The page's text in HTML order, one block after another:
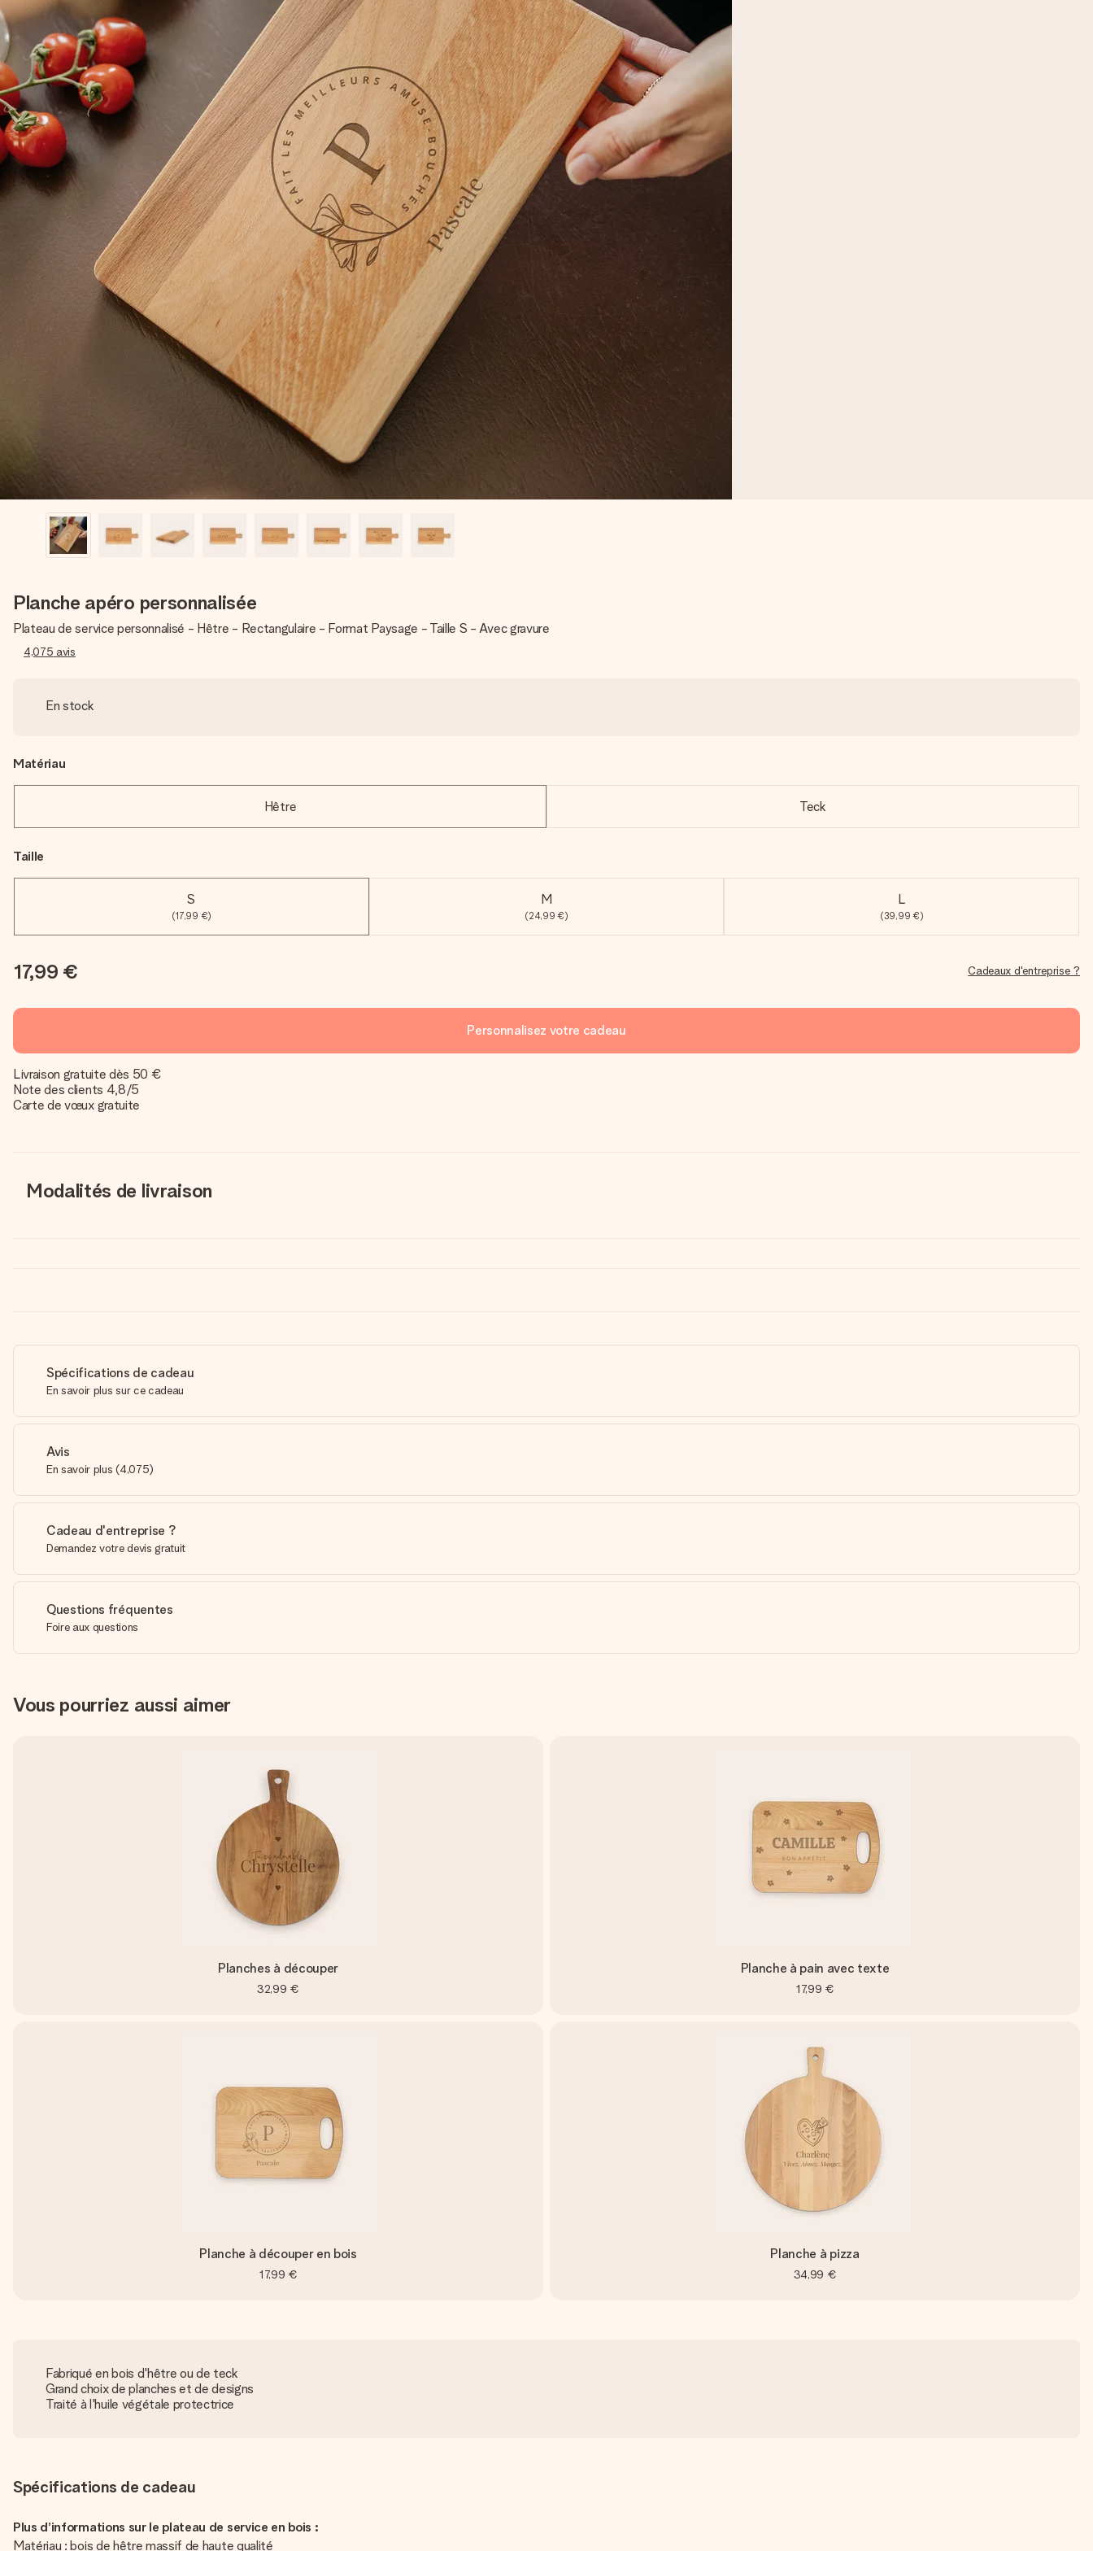
Planche apéro personnalisée
Plateau de service personnalisé - Hêtre - Rectangulaire - Format Paysage - Taille S - Avec gravure
4,075 avis
En stock
Matériau
Hêtre Teck
Taille
S
(17,99 €)
M
(24,99 €)
L
(39,99 €)
17,99 € Cadeaux d'entreprise ?
Personnalisez votre cadeau
Livraison gratuite dès 50 €
Note des clients 4,8/5
Carte de vœux gratuite
Modalités de livraison
Spécifications de cadeau
En savoir plus sur ce cadeau
Avis
En savoir plus (4,075)
Cadeau d'entreprise ?
Demandez votre devis gratuit
Questions fréquentes
Foire aux questions
Vous pourriez aussi aimer
Planches à découper
32,99 €
Planche à pain avec texte
17,99 €
Planche à découper en bois
17,99 €
Planche à pizza
34,99 €
Fabriqué en bois d'hêtre ou de teck
Grand choix de planches et de designs
Traité à l'huile végétale protectrice
Spécifications de cadeau
Plus d’informations sur le plateau de service en bois :
Matériau : bois de hêtre massif de haute qualité